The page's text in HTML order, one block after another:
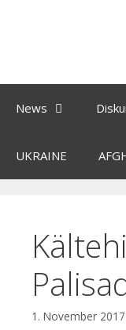
News
UKRAINE
1. November 2017